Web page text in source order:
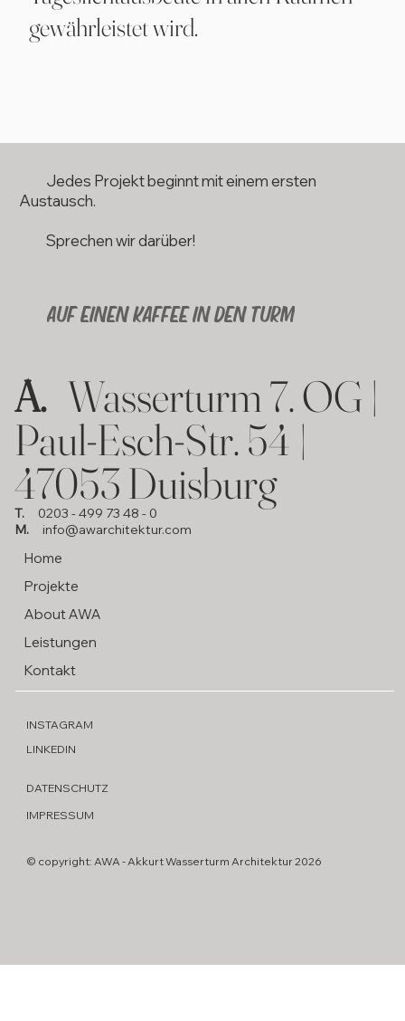
gewährleistet wird.
Jedes Projekt beginnt mit einem ersten
Austausch.
Sprechen wir darüber!
AUF EINEN KAFFEE IN DEN TURM
A. Wasserturm 7. OG |
Paul-Esch-Str. 54 |
47053 Duisburg
T.
0203 - 499 73 48 - 0
M.
info@awarchitektur.com
Home
Projekte
About AWA
Leistungen
Kontakt
INSTAGRAM
LINKEDIN
DATENSCHUTZ
IMPRESSUM
© copyright: AWA - Akkurt Wasserturm Architektur 2026